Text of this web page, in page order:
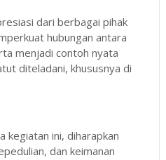
dari berbagai pihak
hubungan antara
menjadi contoh nyata
diteladani, khususnya di
kegiatan ini, diharapkan
dan keimanan